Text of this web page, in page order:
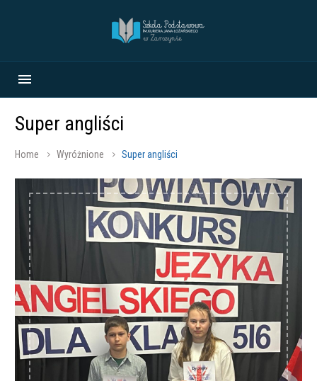
Super angliści
Home Wyróżnione Super angliści